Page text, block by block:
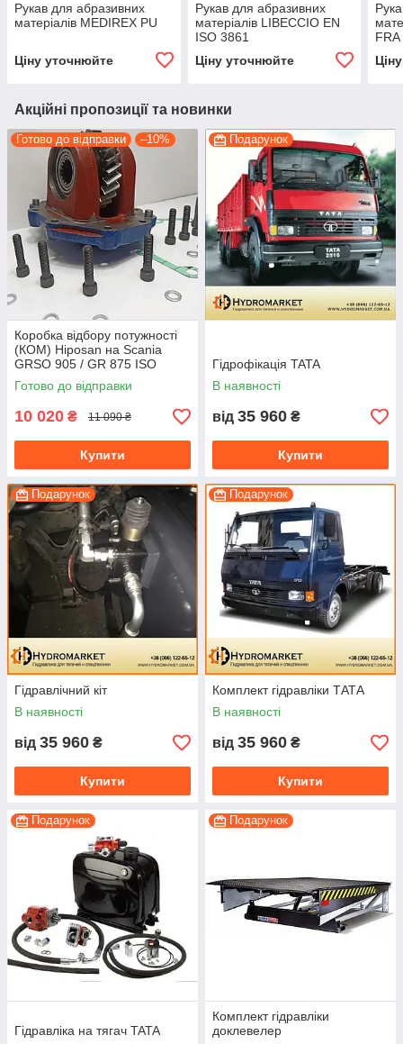
Рукав для абразивних
матеріалів MEDIREX PU
Ціну уточнюйте
Рукав для абразивних
матеріалів LIBECCIO EN
ISO 3861
Ціну уточнюйте
FRA
Акційні пропозиції та новинки
Готово до відправки –10%
Коробка відбору потужності
(КОМ) Hiposan на Scania
GRSO 905 / GR 875 ISO
(пневматична)
Готово до відправки
10 020 ₴ 11 090 ₴
Купити
Подарунок
Гідрофікація TATA
В наявності
від 35 960 ₴
Купити
Подарунок
Гідравлічний кіт
В наявності
від 35 960 ₴
Купити
Подарунок
Комплект гідравліки ТАТА
В наявності
від 35 960 ₴
Купити
Подарунок
Гідравліка на тягач TATA
Подарунок
Комплект гідравліки
доклевелер